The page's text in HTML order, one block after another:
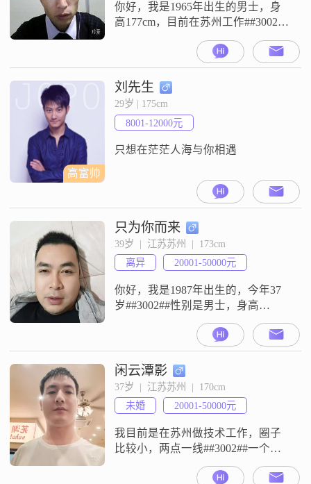
你好，我是1965年出生的男士，身
高177cm，目前在苏州工作##3002##
20000元之间##3002##我的性格比较
理性冷静，平时为人务实踏实
##3002##在生活和相处中，我看重
家庭，觉得家庭是生活里很重要的
一部分##3002##我喜欢对未来做规
划，也希望能和另一半一起共同规
高富帅
刘先生
29岁 | 175cm
8001-12000元
只想在茫茫人海与你相遇
只为你而来
39岁  |  江苏苏州  |  173cm
离异
20001-50000元
你好，我是1987年出生的，今年37
岁##3002##性别是男士，身高
173cm##3002##目前我的月收入在
5001元到8000元这个区间##3002##
我现在的工作地点是在苏州
##3002##我的学历是大专##3002##
关于我个人的一些特点，身边的人
对我的评价是稳重可靠，平时做事
比较有耐心，性格上也算包容，整
体
闲云潭影
37岁  |  江苏苏州  |  170cm
未婚
20001-50000元
我目前是在苏州做技术工作，圈子
比较小，两点一线##3002##一个人
在苏州，希望你也在苏州工作，未
来在苏州生活##3002##